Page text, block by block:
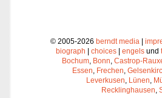
© 2005-2026 berndt media |
biograph | choices | engels und
Bochum Bonn Castrop-
Essen Frechen
Leverkusen Lünen
Recklinghausen